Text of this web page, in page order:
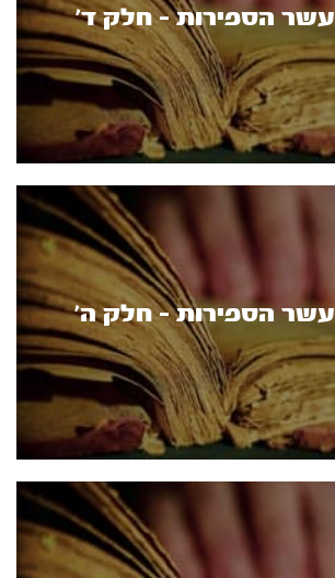
הספירות - חלק ד’
הספירות - חלק ה’